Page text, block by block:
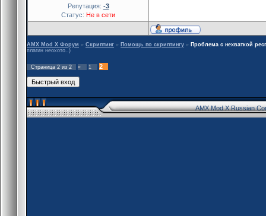
Репутация: -3
Статус: Не в сети
AMX Mod X Форум » Скриптинг » Помощь по скриптингу » Проблема с нехваткой
плагин неохото..)
Страница 2 из 2 « 1 2
AMX Mod X Russian